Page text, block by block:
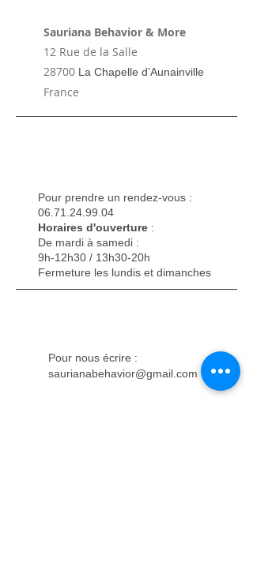
Sauriana Behavior & More
12 Rue de la Salle
28700 La Chapelle d’Aunainville
France
Pour prendre un rendez-vous :
06.71.24.99.04
Horaires d'ouverture :
De mardi à samedi :
9h-12h30 / 13h30-20h
Fermeture les lundis et dimanches
Pour nous écrire :
saurianabehavior@gmail.com